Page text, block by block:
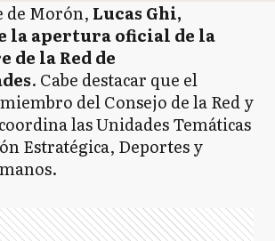
de Morón, Lucas Ghi,
la apertura oficial de la
de la Red de
. Cabe destacar que el
del Consejo de la Red y
las Unidades Temáticas
Estratégica, Deportes y